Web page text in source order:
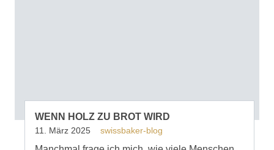
WENN HOLZ ZU BROT WIRD
11. März 2025 swissbaker-blog